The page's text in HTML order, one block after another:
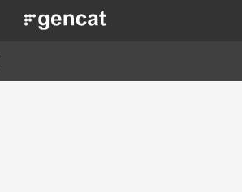
Pasar
al
. Obre en una nova finestra.